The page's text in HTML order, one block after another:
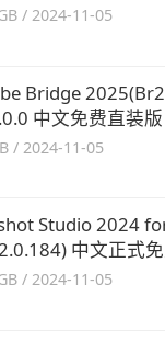
/2024-11-05
Bridge
中文免费直装版
/ 2024-11-05
Studio 2024
中文正式
/2024-11-05